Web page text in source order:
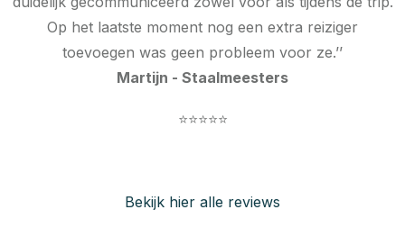
Op het laatste moment nog een extra reiziger
toevoegen was geen probleem voor ze.’’
Martijn - Staalmeesters
⭐⭐⭐⭐⭐
Bekijk hier alle reviews